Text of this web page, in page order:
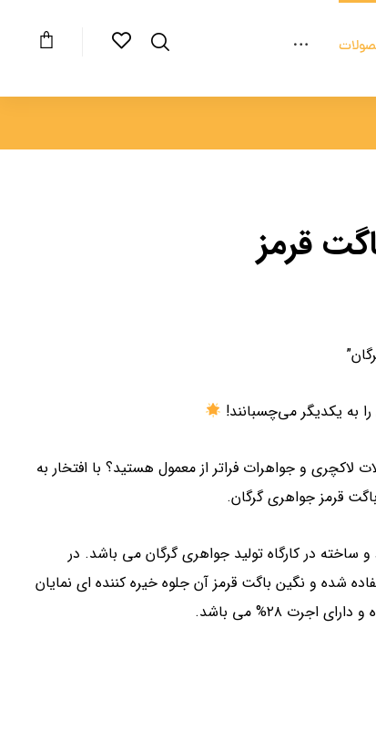
قرمز
به یکدیگر می‌چسبانند!
لاکچری و جواهرات فراتر از معمول هستید؟ با افتخار به
قرمز جواهری گرگان.
و ساخته در کارگاه تولید جواهری گرگان می باشد. در
از طلای ۱۸ عیار استفاده شده و نگین باگت قرمز آن جلوه خیره کننده ای نمایان